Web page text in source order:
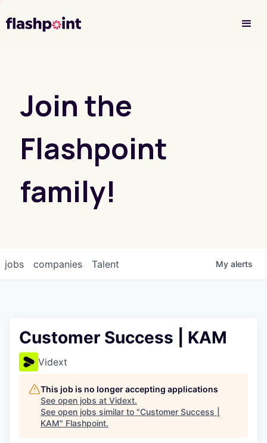
Join the
Flashpoint
family!
jobs companies Talent My alerts
Customer Success | KAM
Vidext
This job is no longer accepting applications
See open jobs at Vidext.
See open jobs similar to "Customer Success |
KAM" Flashpoint.